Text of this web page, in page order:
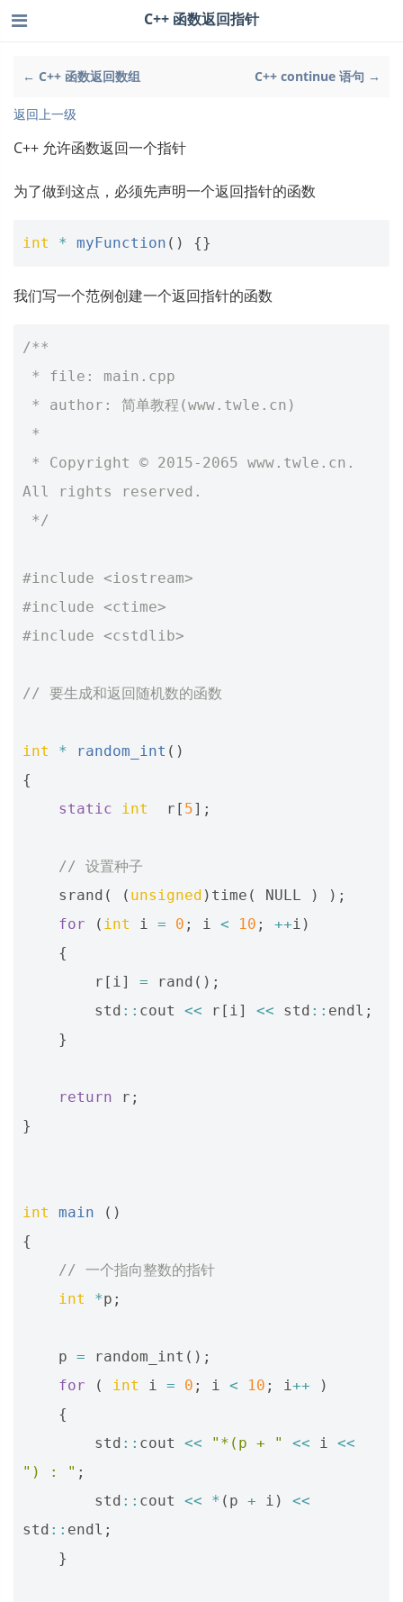
← C++ 函数返回数组 C++ continue 语句 →
C++ 函数返回指针
返回上一级
C++ 允许函数返回一个指针
为了做到这点，必须先声明一个返回指针的函数
int * myFunction () {}
我们写一个范例创建一个返回指针的函数
/**
* file: main.cpp
* author: 简单教程(www.twle.cn)
*
All rights reserved.
*/
#include <iostream>
#include <ctime>
#include <cstdlib>
// 要生成和返回随机数的函数
int * random_int ()
{
static
int r [ 5];
// 设置种子
srand ( ( unsigned ) time ( NULL )
);
for
( int i = 0 ; i < 10 ; ++i )
{
r [ i] = rand ();
std :: cout << r [ i] << std :: endl ;
}
return r ;
}
int main
()
{
// 一个指向整数的指针
int
*p ;
p = random_int ();
for
( int i = 0 ; i < 10 ; i++
)
{
std :: cout << "*(p + " << i <<
") : " ;
std :: cout << * ( p + i )
<<
std :: endl ;
}